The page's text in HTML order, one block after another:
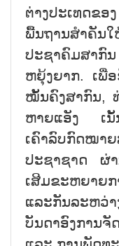
ຕ່າງປະເທດ
ພື້ນຖານສຳຄັນໃ
ປະຊາຄົມສາກົນ
ຫຍຸ້ງຍາກ. ເພື່
ໝັ້ນຄົງສາກົນ,
ຫາຍແອັງ ເນັ້
ເຄົາລົບກົດໝ
ປະຊາຊາດ ຜ່າ
ເສີມຂະຫຍາຍ
ແລະກັນລະຫ
ບັນດາອົງການ